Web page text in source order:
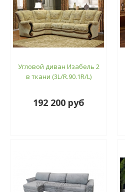
Угловой диван Изабель 2
в ткани (3L/R.90.1R/L)
192 200 руб